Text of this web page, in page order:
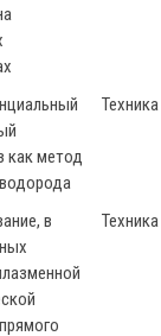
как метод
Техника
в
Техника